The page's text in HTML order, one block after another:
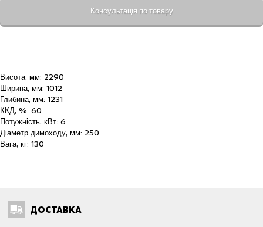
Консультація по товару
Висота, мм: 2290
Ширина, мм: 1012
Глибина, мм: 1231
ККД, %: 60
Потужність, кВт: 6
Діаметр димоходу, мм: 250
Вага, кг: 130
ДОСТАВКА